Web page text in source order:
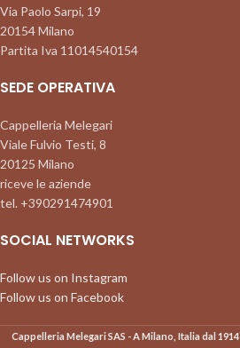
Via Paolo Sarpi, 19
20154 Milano
Partita Iva 11014540154
SEDE OPERATIVA
Cappelleria Melegari
Viale Fulvio Testi, 8
20125 Milano
riceve le aziende
tel. +390291474901
SOCIAL NETWORKS
Follow us on Instagram
Follow us on Facebook
Cappelleria Melegari SAS - A Milano, Italia dal 1914